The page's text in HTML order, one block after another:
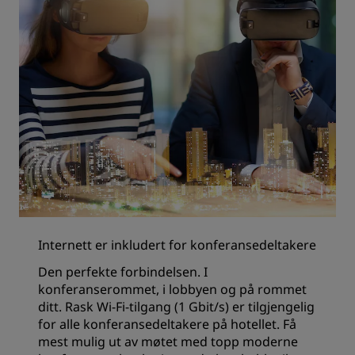
Internett er inkludert for konferansedeltakere
Den perfekte forbindelsen. I
konferanserommet, i lobbyen og på rommet
ditt. Rask Wi-Fi-tilgang (1 Gbit/s) er tilgjengelig
for alle konferansedeltakere på hotellet. Få
mest mulig ut av møtet med topp moderne